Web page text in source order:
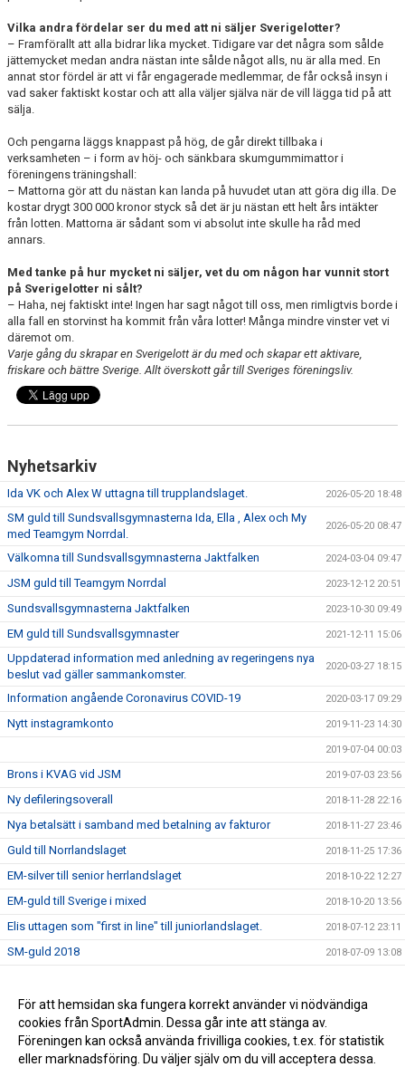
Vilka andra fördelar ser du med att ni säljer Sverigelotter?
– Framförallt att alla bidrar lika mycket. Tidigare var det några som sålde
jättemycket medan andra nästan inte sålde något alls, nu är alla med. En
annat stor fördel är att vi får engagerade medlemmar, de får också insyn i
vad saker faktiskt kostar och att alla väljer själva när de vill lägga tid på att
sälja.
Och pengarna läggs knappast på hög, de går direkt tillbaka i
verksamheten – i form av höj- och sänkbara skumgummimattor i
föreningens träningshall:
– Mattorna gör att du nästan kan landa på huvudet utan att göra dig illa. De
kostar drygt 300 000 kronor styck så det är ju nästan ett helt års intäkter
från lotten. Mattorna är sådant som vi absolut inte skulle ha råd med
annars.
Med tanke på hur mycket ni säljer, vet du om någon har vunnit stort
på Sverigelotter ni sålt?
– Haha, nej faktiskt inte! Ingen har sagt något till oss, men rimligtvis borde i
alla fall en storvinst ha kommit från våra lotter! Många mindre vinster vet vi
däremot om.
Varje gång du skrapar en Sverigelott är du med och skapar ett aktivare,
friskare och bättre Sverige. Allt överskott går till Sveriges föreningsliv.
Nyhetsarkiv
Ida VK och Alex W uttagna till trupplandslaget. 2026-05-20 18:48
SM guld till Sundsvallsgymnasterna Ida, Ella , Alex och My
med Teamgym Norrdal.
2026-05-20 08:47
Välkomna till Sundsvallsgymnasterna Jaktfalken 2024-03-04 09:47
JSM guld till Teamgym Norrdal 2023-12-12 20:51
Sundsvallsgymnasterna Jaktfalken 2023-10-30 09:49
EM guld till Sundsvallsgymnaster 2021-12-11 15:06
Uppdaterad information med anledning av regeringens nya
beslut vad gäller sammankomster.
2020-03-27 18:15
Information angående Coronavirus COVID-19 2020-03-17 09:29
Nytt instagramkonto 2019-11-23 14:30
2019-07-04 00:03
Brons i KVAG vid JSM 2019-07-03 23:56
Ny defileringsoverall 2018-11-28 22:16
Nya betalsätt i samband med betalning av fakturor 2018-11-27 23:46
Guld till Norrlandslaget 2018-11-25 17:36
EM-silver till senior herrlandslaget 2018-10-22 12:27
EM-guld till Sverige i mixed 2018-10-20 13:56
Elis uttagen som "first in line" till juniorlandslaget. 2018-07-12 23:11
SM-guld 2018 2018-07-09 13:08
Sverigelotten 2017-09-28 14:03
Vi behöver hjälp av er föräldrar 2015-02-19 10:44
För att hemsidan ska fungera korrekt använder vi nödvändiga
cookies från SportAdmin. Dessa går inte att stänga av.
Föreningen kan också använda frivilliga cookies, t.ex. för statistik
eller marknadsföring. Du väljer själv om du vill acceptera dessa.